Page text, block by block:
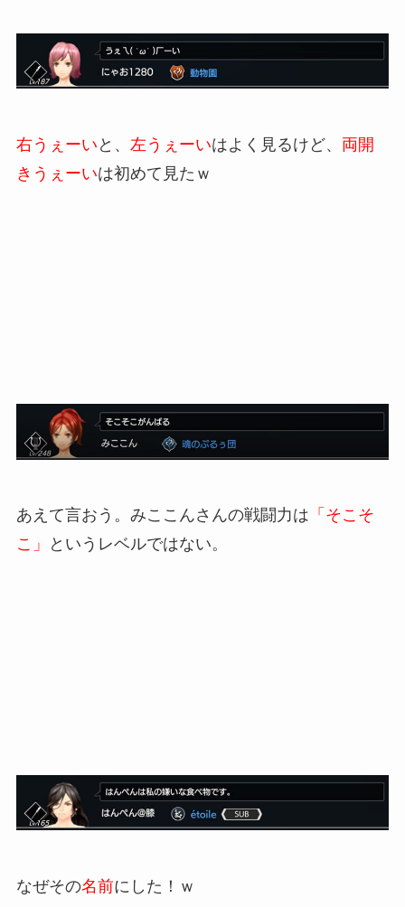
右うぇーい と、 左うぇーいはよく見るけど、 両開
きうぇーいは初めて見たｗ
あえて言おう。みここんさんの戦闘力は 「そこそ
こ」
というレベルではない。
なぜその名前にした！ｗ